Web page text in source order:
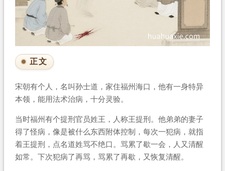
正文
宋朝有个人，名叫孙士道，家住福州海口，他有一身特异
本领，能用法术治病，十分灵验。
当时福州有个提刑官员姓王，人称王提刑。他弟弟的妻子
得了怪病，像是被什么东西附体控制，每次一犯病，就指
着王提刑，点名道姓骂不绝口。骂累了歇一会，人又清醒
如常。下次犯病了再骂，骂累了再歇，又恢复清醒。